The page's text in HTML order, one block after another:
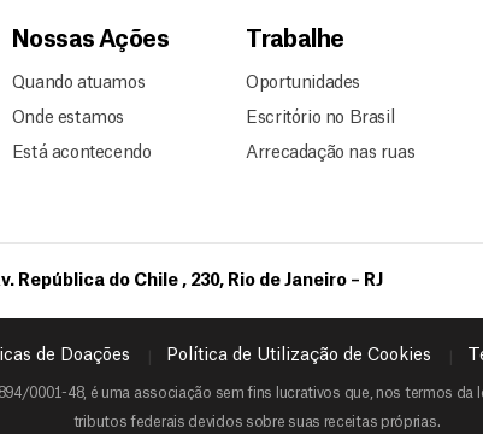
Nossas Ações
Quando atuamos
Onde estamos
Está acontecendo
Trabalhe
Oportunidades
Escritório no Brasil
Arrecadação nas ruas
República do Chile , 230, Rio de Janeiro – RJ
de Doações Política de Utilização de Cookies
0001-48, é uma associação sem fins lucrativos que, nos termos
tributos federais devidos sobre suas receitas próprias.